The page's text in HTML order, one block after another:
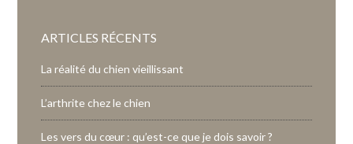
ARTICLES RÉCENTS
La réalité du chien vieillissant
L’arthrite chez le chien
Les vers du cœur : qu’est-ce que je dois savoir ?